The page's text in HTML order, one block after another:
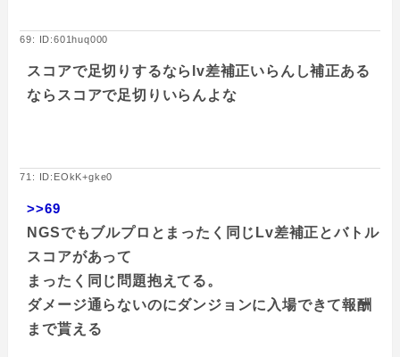
69: ID:601huq000
スコアで足切りするならlv差補正いらんし補正ある
ならスコアで足切りいらんよな
71: ID:EOkK+gke0
>>69
NGSでもブルプロとまったく同じLv差補正とバトル
スコアがあって
まったく同じ問題抱えてる。
ダメージ通らないのにダンジョンに入場できて報酬
まで貰える